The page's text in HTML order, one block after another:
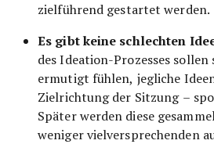
zielführend gestartet werden.
Es gibt keine schlechten
des Ideation-Prozesses sollen
ermutigt fühlen, jegliche
Zielrichtung der Sitzung –
Später werden diese
weniger vielversprechenden